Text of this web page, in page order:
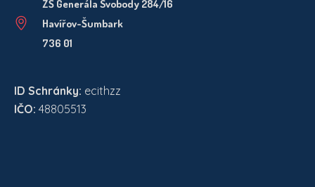
ZŠ Generála Svobody 284/16
Havířov-Šumbark
736 01
ID Schránky: ecithzz
IČO: 48805513